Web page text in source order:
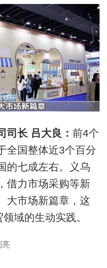
司长 吕大良： 前4个
全国整体近3个百分
的七成左右。义乌
借力市场采购等新
大市场新篇章，这
域的生动实践。
亮